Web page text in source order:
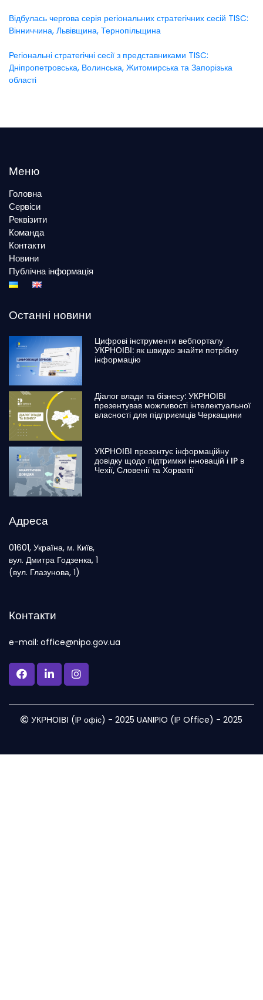
Відбулась чергова серія регіональних стратегічних сесій TISC:
Вінниччина, Львівщина, Тернопільщина
Регіональні стратегічні сесії з представниками TISC:
Дніпропетровська, Волинська, Житомирська та Запорізька
області
Меню
Головна
Сервіси
Реквізити
Команда
Контакти
Новини
Публічна інформація
Останні новини
Цифрові інструменти вебпорталу
УКРНОІВІ: як швидко знайти потрібну
інформацію
Діалог влади та бізнесу: УКРНОІВІ
презентував можливості інтелектуальної
власності для підприємців Черкащини
УКРНОІВІ презентує інформаційну
довідку щодо підтримки інновацій і IP в
Чехії, Словенії та Хорватії
Адреса
01601, Україна, м. Київ,
вул. Дмитра Годзенка, 1
(вул. Глазунова, 1)
Контакти
e-mail: office@nipo.gov.ua
УКРНОІВІ (IP офіс) - 2025 UANIPIO (IP Office) - 2025